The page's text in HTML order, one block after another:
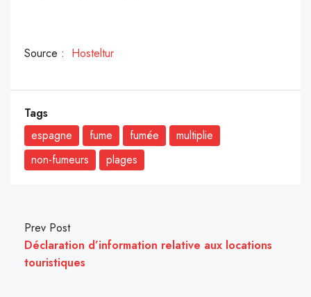
Source : Hosteltur
Tags
espagne
fume fumée
multiplie
non-fumeurs
plages
Prev Post
Déclaration d’information relative aux locations
touristiques